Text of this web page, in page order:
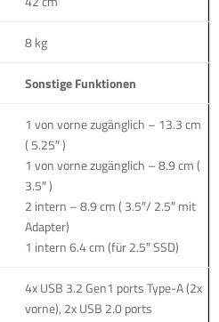
8 kg
Sonstige Funktionen
1 von vorne zugänglich – 13.3 cm
( 5.25″ )
1 von vorne zugänglich – 8.9 cm (
3.5″ )
2 intern – 8.9 cm ( 3.5″/ 2.5″ mit
Adapter)
1 intern 6.4 cm (für 2.5″ SSD)
4x USB 3.2 Gen1 ports Type-A (2x
vorne), 2x USB 2.0 ports